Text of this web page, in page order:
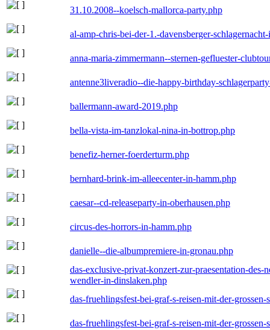
31.10.2008--koelsch-mallorca-party.php
al-amp-chris-bei-der-1.-davensberger-
anna-maria-zimmermann--sternen-gefluester-
antenne3liveradio--die-happy-birthday-
ballermann-award-2019.php
bella-vista-im-tanzlokal-nina-in-bottrop.php
benefiz-herner-foerderturm.php
bernhard-brink-im-alleecenter-in-hamm.php
caesar--cd-releaseparty-in-oberhausen.php
circus-des-horrors-in-hamm.php
danielle--die-albumpremiere-in-gronau.php
das-exclusive-privat-konzert-zur-praesentation-
wendler-in-dinslaken.php
das-fruehlingsfest-bei-graf-s-reisen-mit-der-
das-fruehlingsfest-bei-graf-s-reisen-mit-der-